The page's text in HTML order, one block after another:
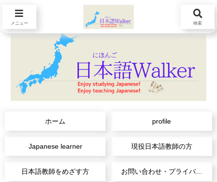
ホーム profile
Japanese learner 現役日本語教師の方
日本語教師をめざす方 お問い合わせ・プライバシーポリシー
メニュー 検索